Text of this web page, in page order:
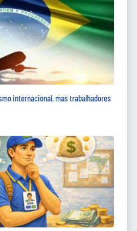
internacional, mas trabalhadores